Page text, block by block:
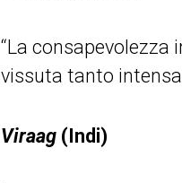
“La consapevolezza
vissuta tanto
Viraag (Indi)